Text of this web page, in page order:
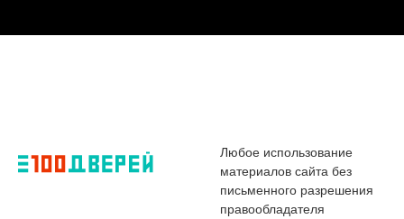
Любое использование
материалов сайта без
письменного разрешения
правообладателя